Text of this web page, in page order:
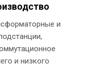
и
и низкого